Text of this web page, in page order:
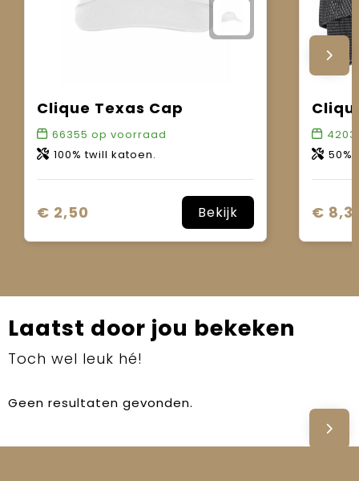
Clique Texas Cap
66355 op voorraad
100% twill katoen.
€ 2,50 Bekijk
4203
50%
€
Laatst door jou bekeken
Toch wel leuk hé!
Geen resultaten gevonden.